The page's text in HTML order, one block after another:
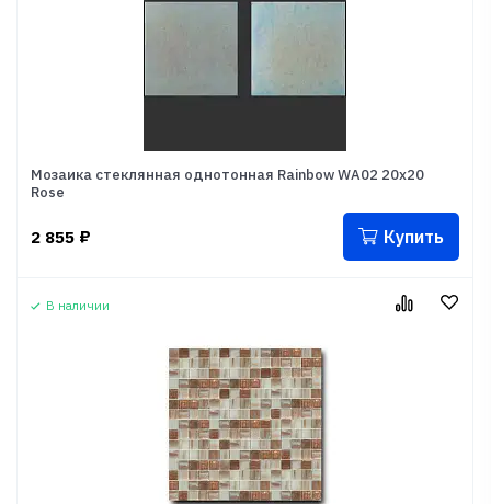
Мозаика стеклянная однотонная Rainbow WA02 20x20
Rose
2 855 ₽ Купить
В наличии